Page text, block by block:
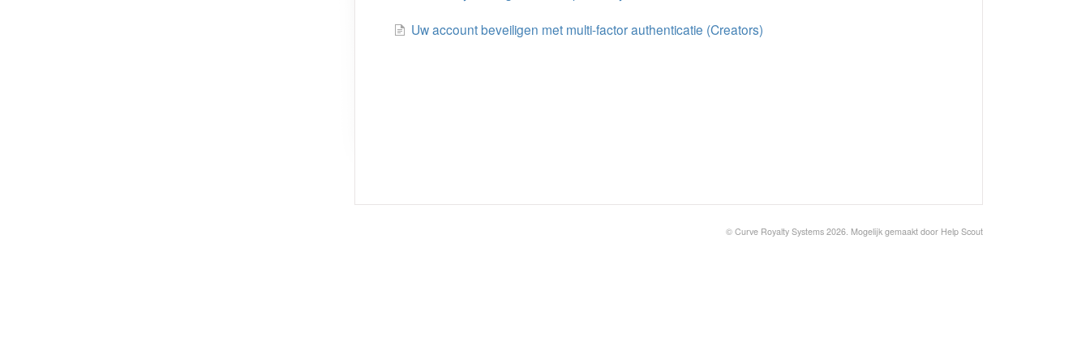
Uw account beveiligen met multi-factor authenticatie (Creators)
© Curve Royalty Systems 2026. Mogelijk gemaakt door Help Scout